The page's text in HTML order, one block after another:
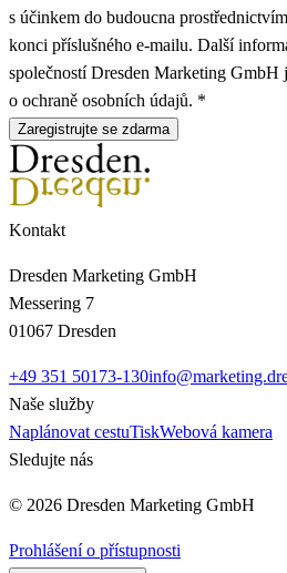
s účinkem do budoucna
konci příslušného e-mailu. Další
společností Dresden Marketing GmbH
o ochraně osobních údajů. *
Zaregistrujte se zdarma
Kontakt
Dresden Marketing GmbH
Messering 7
01067 Dresden
+49 351 50173-130
Naše služby
Naplánovat cestuTiskWebová kamera
Sledujte nás
© 2026 Dresden Marketing GmbH
Prohlášení o přístupnosti